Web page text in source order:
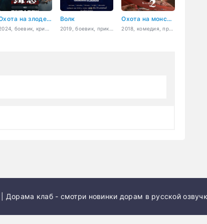
Охота на злодеев Волк Охота на монстра 2
Дорама клаб - смотри новинки дорам в русской